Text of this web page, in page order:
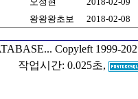
왕왕왕초보 2018-02-08
Copyleft 1999-
작업시간: 0.025초,